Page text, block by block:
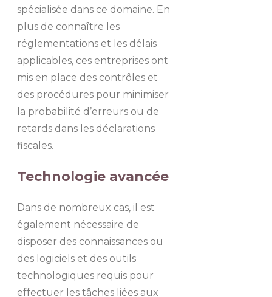
spécialisée dans ce domaine. En
plus de connaître les
réglementations et les délais
applicables, ces entreprises ont
mis en place des contrôles et
des procédures pour minimiser
la probabilité d’erreurs ou de
retards dans les déclarations
fiscales.
Technologie avancée
Dans de nombreux cas, il est
également nécessaire de
disposer des connaissances ou
des logiciels et des outils
technologiques requis pour
effectuer les tâches liées aux